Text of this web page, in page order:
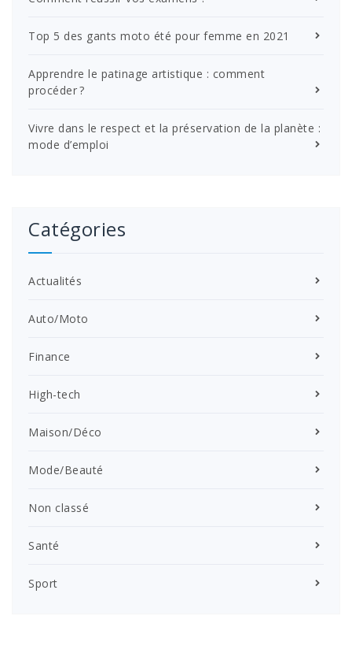
Top 5 des gants moto été pour femme en 2021
Apprendre le patinage artistique : comment
procéder ?
Vivre dans le respect et la préservation de la planète :
mode d’emploi
Catégories
Actualités
Auto/Moto
Finance
High-tech
Maison/Déco
Mode/Beauté
Non classé
Santé
Sport